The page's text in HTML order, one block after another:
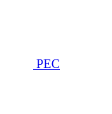
PEC